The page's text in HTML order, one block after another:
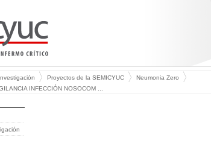
Proyectos de la SEMICYUC
Neumonia Zero
INFECCIÓN NOSOCOM ...